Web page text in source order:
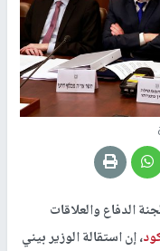
الدفاع والعلاقات
، إن استقالة الوزير بيني